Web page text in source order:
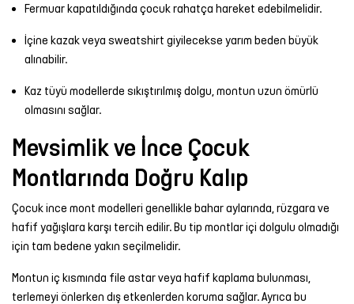
Fermuar kapatıldığında çocuk rahatça hareket edebilmelidir.
İçine kazak veya sweatshirt giyilecekse yarım beden büyük
alınabilir.
Kaz tüyü modellerde sıkıştırılmış dolgu, montun uzun ömürlü
olmasını sağlar.
Mevsimlik ve İnce Çocuk
Montlarında Doğru Kalıp
Çocuk ince mont modelleri genellikle bahar aylarında, rüzgara ve
hafif yağışlara karşı tercih edilir. Bu tip montlar içi dolgulu olmadığı
için tam bedene yakın seçilmelidir.
Montun iç kısmında file astar veya hafif kaplama bulunması,
terlemeyi önlerken dış etkenlerden koruma sağlar. Ayrıca bu